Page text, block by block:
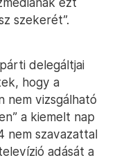
szekerét”.
delegáltjai
hogy a
nem vizsgálható
a kiemelt nap
nem szavazattal
adását a